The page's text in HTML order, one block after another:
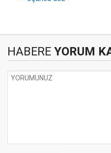
HABERE YORUM